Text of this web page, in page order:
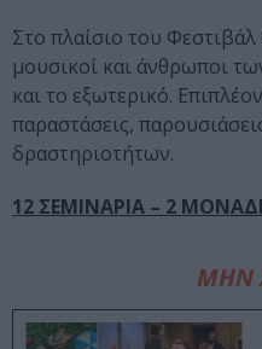
Στo πλαίσιο του
μουσικοί και άνθρωποι
και το εξωτερικό.
παραστάσεις,
δραστηριοτήτων.
12 ΣΕΜΙΝΑΡΙΑ – 2
ΜΗΝ